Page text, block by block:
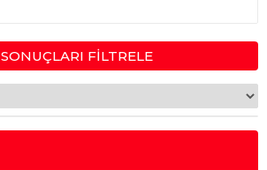
SONUÇLARI FİLTRELE